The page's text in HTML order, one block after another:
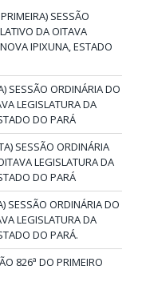
SESSÃO
DA OITAVA
IPIXUNA, ESTADO
SESSÃO ORDINÁRIA DO
LEGISLATURA DA
DO PARÁ
SESSÃO ORDINÁRIA
LEGISLATURA DA
DO PARÁ
SESSÃO ORDINÁRIA DO
LEGISLATURA DA
DO PARÁ.
826ª DO PRIMEIRO